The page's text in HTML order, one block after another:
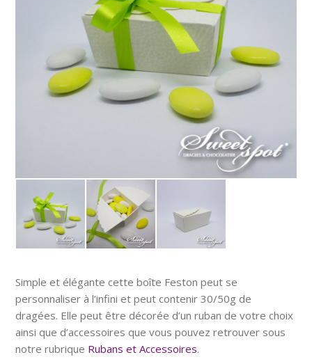
Simple et élégante cette boîte Feston peut se
personnaliser à l’infini et peut contenir 30/50g de
dragées. Elle peut être décorée d’un ruban de votre choix
ainsi que d’accessoires que vous pouvez retrouver sous
notre rubrique Rubans et Accessoires.